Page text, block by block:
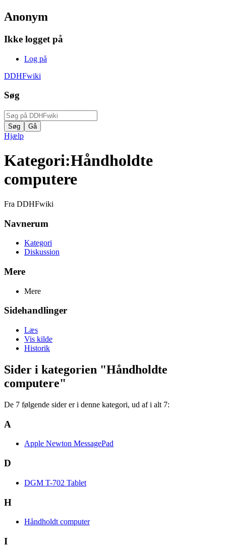
Anonym
Ikke logget på
Log på
DDHFwiki
Søg
Hjælp
Kategori:Håndholdte
computere
Fra DDHFwiki
Navnerum
Kategori
Diskussion
Mere
Mere
Sidehandlinger
Læs
Vis kilde
Historik
Sider i kategorien "Håndholdte
computere"
De 7 følgende sider er i denne kategori, ud af i alt 7:
A
Apple Newton MessagePad
D
DGM T-702 Tablet
H
Håndholdt computer
I